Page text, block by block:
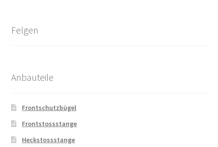
Felgen
Anbauteile
Frontschutzbügel
Frontstossstange
Heckstossstange